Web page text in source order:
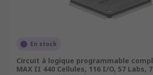
que les tablettes et les applications de
En stock
Circuit à logique programmable
MAX II 440 Cellules, 116 I/O, 57 Labs,